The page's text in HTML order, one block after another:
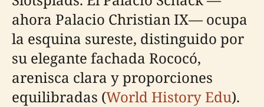
ahora Palacio Christian IX— ocupa
la esquina sureste, distinguido por
su elegante fachada Rococó,
arenisca clara y proporciones
equilibradas (World History Edu).